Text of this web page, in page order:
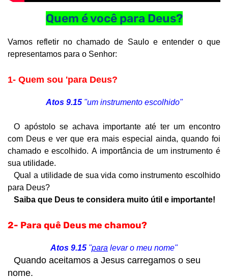
Quem é você para Deus?
Vamos refletir no chamado de Saulo e entender o que
representamos para o Senhor:
1- Quem sou 'para Deus?
Atos 9.15 "um instrumento escolhido"
O apóstolo se achava importante até ter um encontro
com Deus e ver que era mais especial ainda, quando foi
chamado e escolhido. A importância de um instrumento é
sua utilidade.
Qual a utilidade de sua vida como instrumento escolhido
para Deus?
Saiba que Deus te considera muito útil e importante!
2- Para quê Deus me chamou?
Atos 9.15 "para levar o meu nome"
Quando aceitamos a Jesus carregamos o seu
nome.